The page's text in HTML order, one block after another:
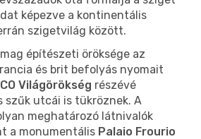
képezve a kontinentális
szigetvilág között.
építészeti öröksége az
és brit befolyás nyomait
Világörökség részévé
utcái is tükröznek. A
meghatározó látnivalók
a monumentális Palaio Frourio